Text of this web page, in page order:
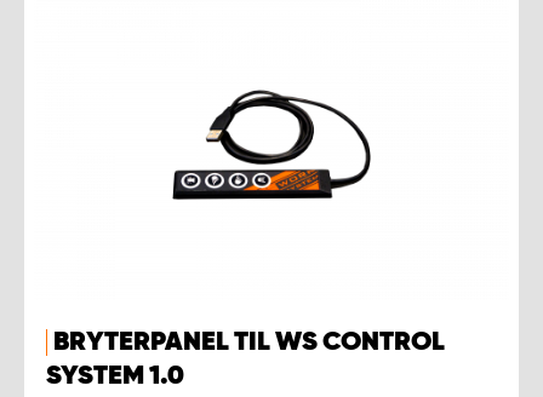
BRYTERPANEL TIL WS CONTROL
SYSTEM 1.0